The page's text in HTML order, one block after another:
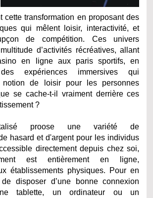
cette transformation en proposant des
qui mêlent loisir, interactivité, et
de compétition. Ces univers
d’activités récréatives, allant
en ligne aux paris sportifs, en
expériences immersives qui
notion de loisir pour les personnes
se cache-t-il vraiment derrière ces
?
proose une variété de
hasard et d'argent pour les individus
directement depuis chez soi,
est entièrement en ligne,
établissements physiques. Pour en
disposer d’une bonne connexion
tablette, un ordinateur ou un